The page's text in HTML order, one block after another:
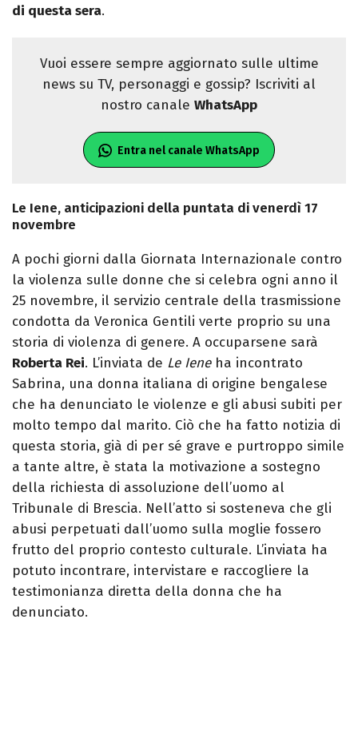
di questa sera.
Vuoi essere sempre aggiornato sulle ultime
news su TV, personaggi e gossip? Iscriviti al
nostro canale WhatsApp
Entra nel canale WhatsApp
Le Iene, anticipazioni della puntata di venerdì 17
novembre
A pochi giorni dalla Giornata Internazionale contro
la violenza sulle donne che si celebra ogni anno il
25 novembre, il servizio centrale della trasmissione
condotta da Veronica Gentili verte proprio su una
storia di violenza di genere. A occuparsene sarà
Roberta Rei. L’inviata de Le Ieneha incontrato
Sabrina, una donna italiana di origine bengalese
che ha denunciato le violenze e gli abusi subiti per
molto tempo dal marito. Ciò che ha fatto notizia di
questa storia, già di per sé grave e purtroppo simile
a tante altre, è stata la motivazione a sostegno
della richiesta di assoluzione dell’uomo al
Tribunale di Brescia. Nell’atto si sosteneva che gli
abusi perpetuati dall’uomo sulla moglie fossero
frutto del proprio contesto culturale. L’inviata ha
potuto incontrare, intervistare e raccogliere la
testimonianza diretta della donna che ha
denunciato.